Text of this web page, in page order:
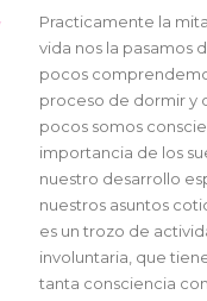
Practicamente la
vida nos la pasamos
pocos
proceso de dormir y
pocos somos
importancia de los
nuestro desarrollo
nuestros asuntos
es un trozo de
involuntaria, que
tanta consciencia